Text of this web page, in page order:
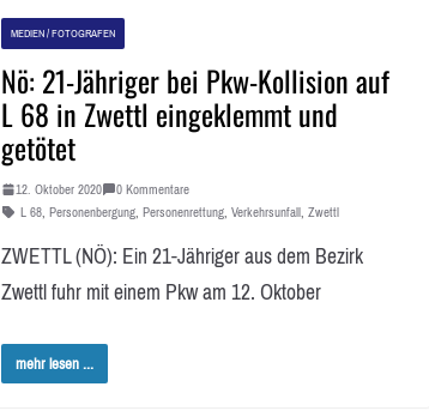
MEDIEN / FOTOGRAFEN
Nö: 21-Jähriger bei Pkw-Kollision auf
L 68 in Zwettl eingeklemmt und
getötet
12. Oktober 2020 0 Kommentare
L 68, Personenbergung, Personenrettung, Verkehrsunfall, Zwettl
ZWETTL (NÖ): Ein 21-Jähriger aus dem Bezirk
Zwettl fuhr mit einem Pkw am 12. Oktober
mehr lesen ...